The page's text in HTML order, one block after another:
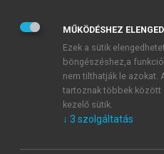
Adatkezelési
veszem és elfogadom.
Általános vásárlási
mersz.huoldalak
tudomásul veszem és
MŰKÖDÉSHEZ
Ezek a sütik
böngészéshez,a
nem tilthatják le azokat.
tartoznak többek között
kezelő sütik.
↓ 3 szolgáltatás